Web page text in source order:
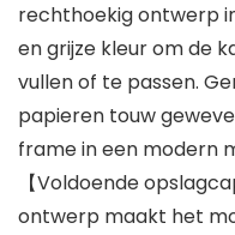
rechthoekig ontwerp
en grijze kleur om de
vullen of te passen.
papieren touw
frame in een modern
【Voldoende
ontwerp maakt het